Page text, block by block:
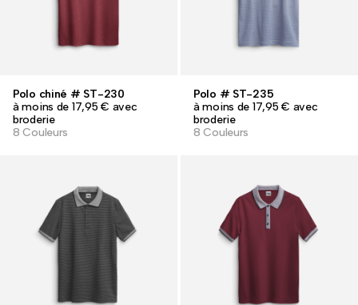
Polo chiné # ST-230
à moins de 17,95 € avec
broderie
8 Couleurs
Polo # ST-235
à moins de 17,95 € avec
broderie
8 Couleurs